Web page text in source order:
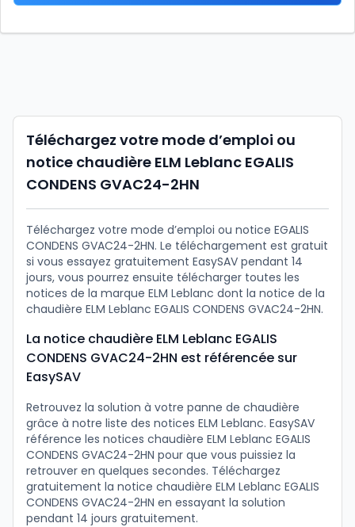
Téléchargez votre mode d’emploi ou
notice chaudière ELM Leblanc EGALIS
CONDENS GVAC24-2HN
Téléchargez votre mode d’emploi ou notice EGALIS
CONDENS GVAC24-2HN. Le téléchargement est gratuit
si vous essayez gratuitement EasySAV pendant 14
jours, vous pourrez ensuite télécharger toutes les
notices de la marque ELM Leblanc dont la notice de la
chaudière ELM Leblanc EGALIS CONDENS GVAC24-2HN.
La notice chaudière ELM Leblanc EGALIS
CONDENS GVAC24-2HN est référencée sur
EasySAV
Retrouvez la solution à votre panne de chaudière
grâce à notre liste des notices ELM Leblanc. EasySAV
référence les notices chaudière ELM Leblanc EGALIS
CONDENS GVAC24-2HN pour que vous puissiez la
retrouver en quelques secondes. Téléchargez
gratuitement la notice chaudière ELM Leblanc EGALIS
CONDENS GVAC24-2HN en essayant la solution
pendant 14 jours gratuitement.